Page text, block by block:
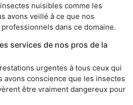
nuisibles comme les
avons veillé à ce que nos
dans ce domaine.
services de nos pros de la
urgentes à tous ceux qui
avons conscience que les insectes
être vraiment dangereux pour